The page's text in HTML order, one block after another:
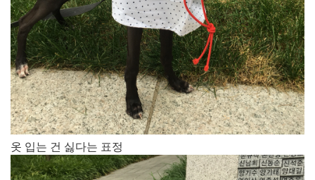
​옷 입는 건 싫다는 표정